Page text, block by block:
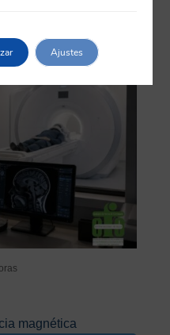
magnética
Ajustes